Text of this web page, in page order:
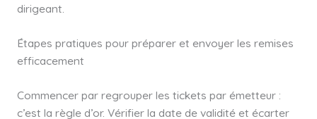
dirigeant.
Étapes pratiques pour préparer et envoyer les remises
efficacement
Commencer par regrouper les tickets par émetteur :
c’est la règle d’or. Vérifier la date de validité et écarter